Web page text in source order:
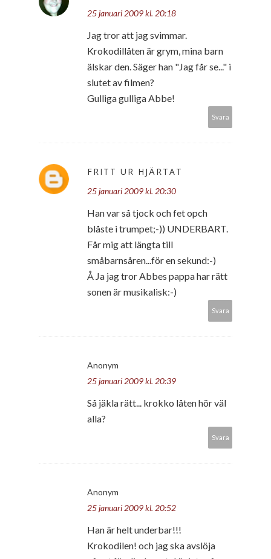
25 januari 2009 kl. 20:18
Jag tror att jag svimmar.
Krokodillåten är grym, mina barn
älskar den. Säger han "Jag får se..." i
slutet av filmen?
Gulliga gulliga Abbe!
Svara
FRITT UR HJÄRTAT
25 januari 2009 kl. 20:30
Han var så tjock och fet opch
blåste i trumpet;-)) UNDERBART.
Får mig att längta till
småbarnsåren...för en sekund:-)
Å Ja jag tror Abbes pappa har rätt
sonen är musikalisk:-)
Svara
Anonym
25 januari 2009 kl. 20:39
Så jäkla rätt... krokko låten hör väl
alla?
Svara
Anonym
25 januari 2009 kl. 20:52
Han är helt underbar!!!
Krokodilen! och jag ska avslöja